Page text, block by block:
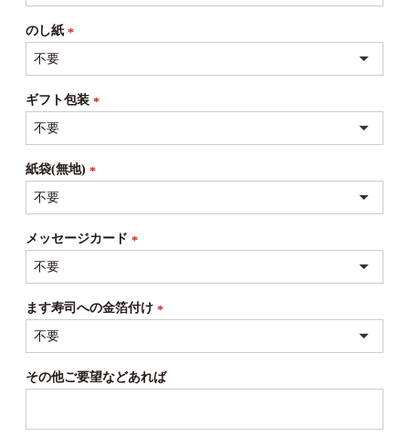
須)
のし紙
須)
ギフト包装
須)
紙袋(無地)
須)
メッセージカード
須)
ます寿司への金箔付け
須)
その他ご要望などあれば